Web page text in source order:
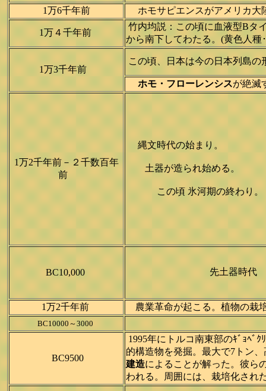
1万6千年前 ホモサピエンスがアメリカ大
1万４千年前
竹内均説：この頃に血液型Bタ
から南下してわたる。(黄色人種
1万3千年前
この頃、日本は今の日本列島の
ホモ・フローレンシスが絶滅
1万2千年前－２千数百年
前
縄文時代の始まり。
土器が造られ始める。
この頃 氷河期の終わり。
BC10,000 先土器時代
1万2千年前 農業革命が起こる。植物の栽
BC10000～3000
BC9500
1995年にトルコ南東部のｷﾞｮﾍﾞ
的構造物を発掘。最大で7トン
建造によることが解った。彼ら
われる。周囲には、栽培化され